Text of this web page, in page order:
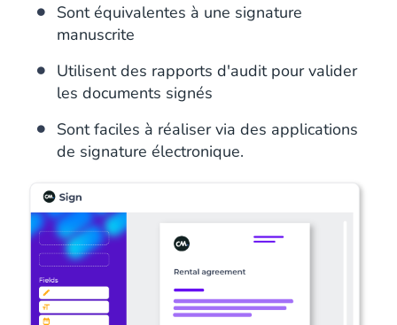
Sont équivalentes à une signature
manuscrite
Utilisent des rapports d'audit pour valider
les documents signés
Sont faciles à réaliser via des applications
de signature électronique.